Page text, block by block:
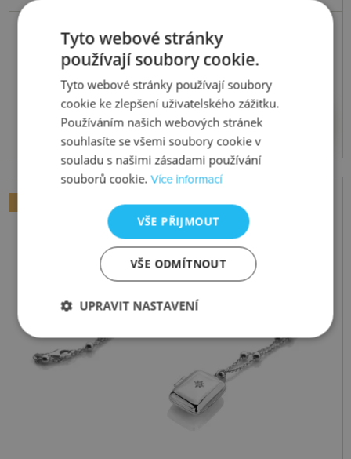
Stříbrný náhrdelník Much Loved
DP1098
5520 Kč
Koupit
Tyto webové stránky
používají soubory cookie.
Tyto webové stránky používají soubory
cookie ke zlepšení uživatelského zážitku.
Používáním našich webových stránek
souhlasíte se všemi soubory cookie v
souladu s našimi zásadami používání
souborů cookie.Více informací
VŠE PŘIJMOUT
VŠE ODMÍTNOUT
UPRAVIT NASTAVENÍ